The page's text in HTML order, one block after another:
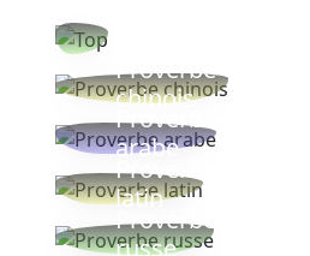
Proverbe
chinois
Proverbe
arabe
Proverbe
latin
Proverbe
russe